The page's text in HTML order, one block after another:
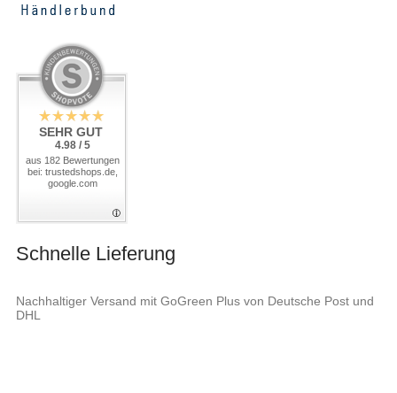
SEHR GUT
4.98 / 5
aus 182 Bewertungen
bei: trustedshops.de,
google.com
Schnelle Lieferung
Nachhaltiger Versand mit GoGreen Plus von Deutsche Post und
DHL